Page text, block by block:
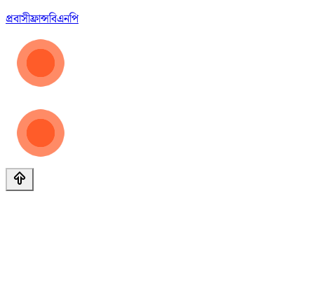
প্রবাসীফ্রান্সবিএনপি